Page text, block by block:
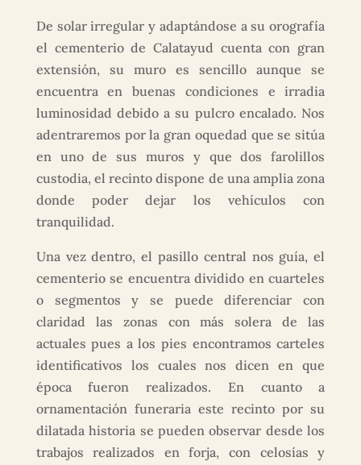
De solar irregular y adaptándose a su orografía
el cementerio de Calatayud cuenta con gran
extensión, su muro es sencillo aunque se
encuentra en buenas condiciones e irradia
luminosidad debido a su pulcro encalado. Nos
adentraremos por la gran oquedad que se sitúa
en uno de sus muros y que dos farolillos
custodia, el recinto dispone de una amplia zona
donde poder dejar los vehículos con
tranquilidad.
Una vez dentro, el pasillo central nos guía, el
cementerio se encuentra dividido en cuarteles
o segmentos y se puede diferenciar con
claridad las zonas con más solera de las
actuales pues a los pies encontramos carteles
identificativos los cuales nos dicen en que
época fueron realizados. En cuanto a
ornamentación funeraria este recinto por su
dilatada historia se pueden observar desde los
trabajos realizados en forja, con celosías y